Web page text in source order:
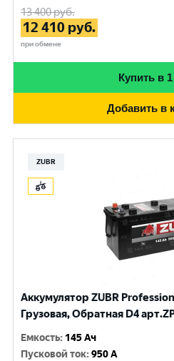
13 400руб.
12 410 руб.
при обмене
Купить в
Добавить в
ZUBR
Аккумулятор ZUBR
Грузовая, Обратная D4
Емкость: 145 Ач
Пусковой ток:950 A